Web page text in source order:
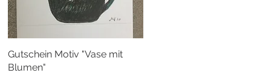
Schnellansicht
Gutschein Motiv "Vase mit
Blumen"